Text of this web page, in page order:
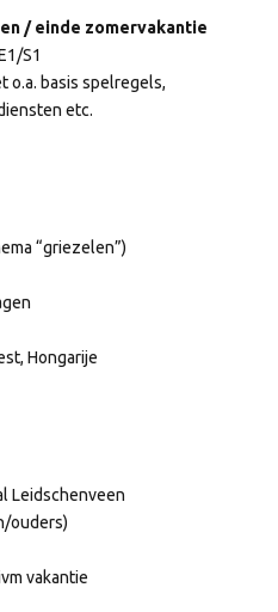
/ einde zomervakantie
S1
o.a. basis spelregels,
etc.
“griezelen”)
Hongarije
Leidschenveen
ouders)
vakantie